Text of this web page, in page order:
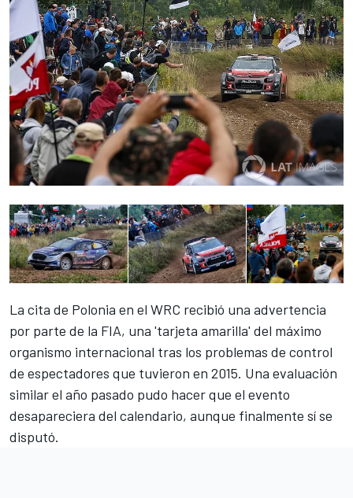
La cita de Polonia en el WRC recibió una advertencia
por parte de la FIA, una 'tarjeta amarilla' del máximo
organismo internacional tras los problemas de control
de espectadores que tuvieron en 2015. Una evaluación
similar el año pasado pudo hacer que el evento
desapareciera del calendario, aunque finalmente sí se
disputó.